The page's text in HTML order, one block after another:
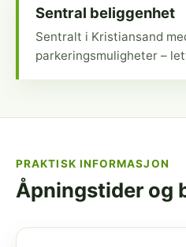
Sentral beliggenhet
Sentralt i Kristiansand
parkeringsmuligheter –
PRAKTISK INFORMASJON
Åpningstider og